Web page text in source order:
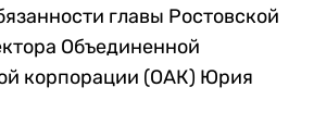
главы Ростовской
Объединенной
корпорации (ОАК) Юрия